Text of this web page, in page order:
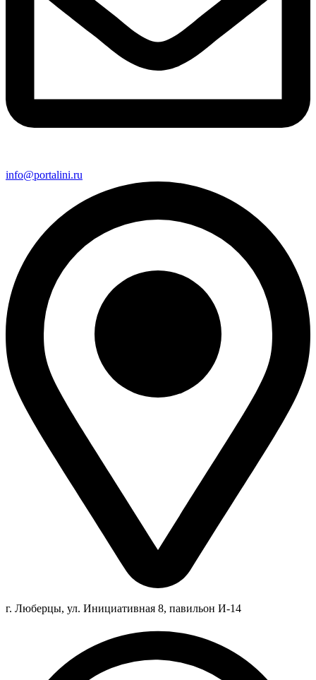
info@portalini.ru
г. Люберцы, ул. Инициативная 8, павильон И-14